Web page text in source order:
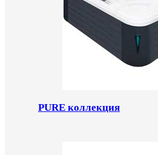
PURE коллекция